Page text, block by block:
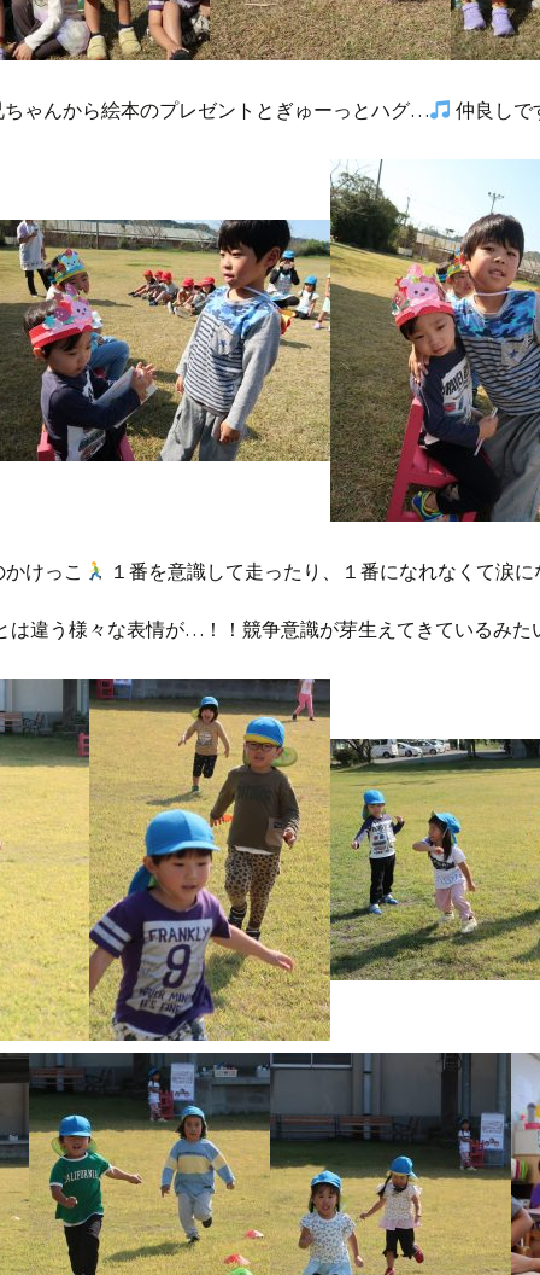
ちゃんから絵本のプレゼントとぎゅーっとハグ… 仲良しで
けっこ １番を意識して走ったり、１番になれなくて涙
は違う様々な表情が…！！競争意識が芽生えてきているみた